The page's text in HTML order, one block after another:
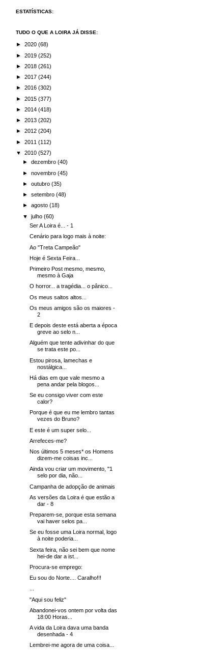
ESTATÍSTICAS:
TUDO O QUE A LOIRA JÁ DISSE:
► 2020 (68)
► 2019 (252)
► 2018 (261)
► 2017 (244)
► 2016 (302)
► 2015 (377)
► 2014 (418)
► 2013 (202)
► 2012 (204)
► 2011 (112)
▼ 2010 (527)
►dezembro(40)
►novembro(45)
►outubro(35)
►setembro(48)
►agosto(18)
▼julho(60)
Ser A Loira é... - 1
Cenário para logo mais à noite:
Ao "Treta Campeão"
Hoje é Sexta Feira...
Primeiro Post mesmo, mesmo,
mesmo à Gaja
O horror... a tragédia... o pânico...
Os meus saltos altos...
Os meus amigos são os maiores -
2
E depois deste está aberta a época
greve ao selo n...
Alguém que tente adivinhar do que
se trata este po...
Estou pirosa, lamechas e
nostálgica...
Há dias em que vale mesmo a
pena andar pela blogos...
Se eu consigo viver com este
calor?
Porque é que eu me lembro tantas
vezes do Bruno?
E este é um super selo...
Arrefeces-me?
Nos últimos 5 meses* os Homens
dizem-me coisas inc...
Ainda vou criar um movimento, "1
selo por dia, não...
Campanha de adopção de animais
As versões da Loira é que estão a
dar - 8
Preparem-se, porque esta semana
vai haver selos pa...
Se eu fosse uma Loira normal, logo
à noite poderia...
Sexta feira, não sei bem que nome
hei-de dar a ist...
Procura-se emprego:
Eu sou do Norte.... Caralho!!!
"Aqui sou feliz"
Abandonei-vos ontem por volta das
18:00 Horas...
A vida da Loira dava uma banda
desenhada - 4
Lembrei-me agora de uma coisa...